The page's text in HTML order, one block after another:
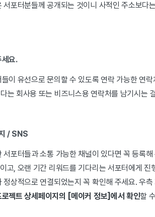
서포터분들께 공개되는 것이니 사적인 주소보다
요.
이 유선으로 문의할 수 있도록 연락 가능한 연
는 회사용 또는 비즈니스용 연락처를 남기시는
/ SNS
서포터들과 소통 가능한 채널이 있다면 꼭 등록해
고, 오랜 기간 리워드를 기다리는 서포터에게 진
정상적으로 연결되었는지 꼭 확인해 주세요. 우
로젝트 상세페이지의 [메이커 정보]에서 확인할